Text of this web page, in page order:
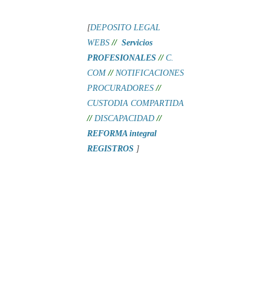
[DEPOSITO LEGAL
WEBS // Servicios
PROFESIONALES // C.
COM // NOTIFICACIONES
PROCURADORES //
CUSTODIA COMPARTIDA
// DISCAPACIDAD //
REFORMA integral
REGISTROS ]